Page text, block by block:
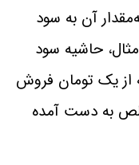
آن به سود
حاشيه سود
از يک تومان فروش
سود خالص به ‌دست ‌آمده